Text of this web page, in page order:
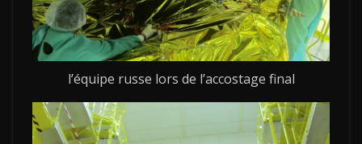
l’équipe russe lors de l’accostage final